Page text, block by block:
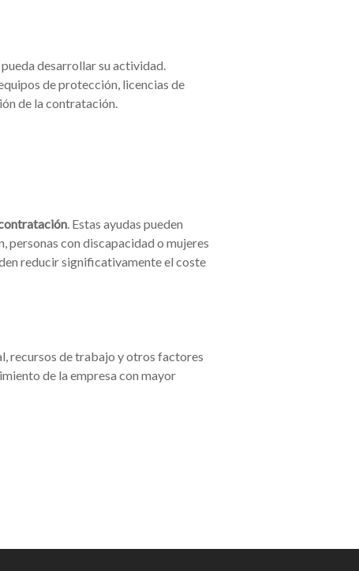
desarrollar su actividad.
de protección, licencias de
de la contratación.
. Estas ayudas pueden
personas con discapacidad o mujeres
reducir significativamente el coste
recursos de trabajo y otros factores
de la empresa con mayor